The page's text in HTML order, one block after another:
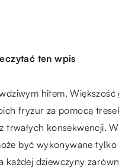
ten wpis
hitem.
fryzur za pomocą
trwałych konsekwencji.
być wykonywane
dziewczyny